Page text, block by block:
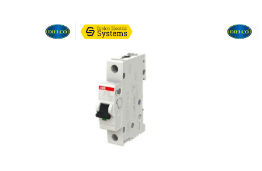
ofrece multitud de
funcionalidades en
materia de protección,
mando y control de la
instalación. Además, el
diseño y las dimensiones
de los dispositivos
permiten una integración
de